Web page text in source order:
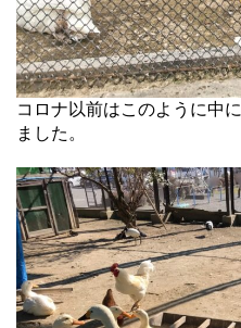
コロナ以前はこのように中
ました。